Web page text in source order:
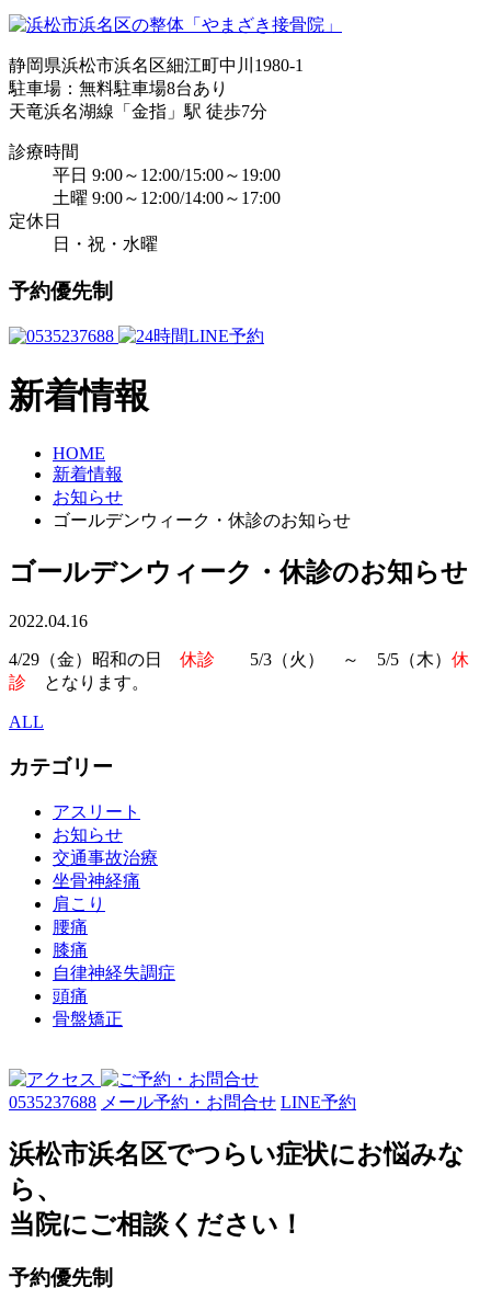
静岡県浜松市浜名区細江町中川1980-1
駐車場：無料駐車場8台あり
天竜浜名湖線「金指」駅 徒歩7分
診療時間
平日 9:00～12:00/15:00～19:00
土曜 9:00～12:00/14:00～17:00
定休日
日・祝・水曜
予約優先制
新着情報
HOME
新着情報
お知らせ
ゴールデンウィーク・休診のお知らせ
ゴールデンウィーク・休診のお知らせ
2022.04.16
4/29（金）昭和の日 休診 5/3（火） ～ 5/5（木） 休
診
となります。
ALL
カテゴリー
アスリート
お知らせ
交通事故治療
坐骨神経痛
肩こり
腰痛
膝痛
自律神経失調症
頭痛
骨盤矯正
0535237688 メール予約・お問合せ LINE予約
浜松市浜名区でつらい症状にお悩みな
ら、
当院にご相談ください！
予約優先制